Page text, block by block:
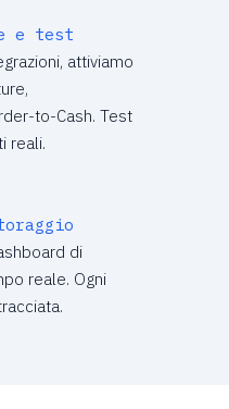
e test
attiviamo
to-Cash. Test
reali.
di
reale. Ogni